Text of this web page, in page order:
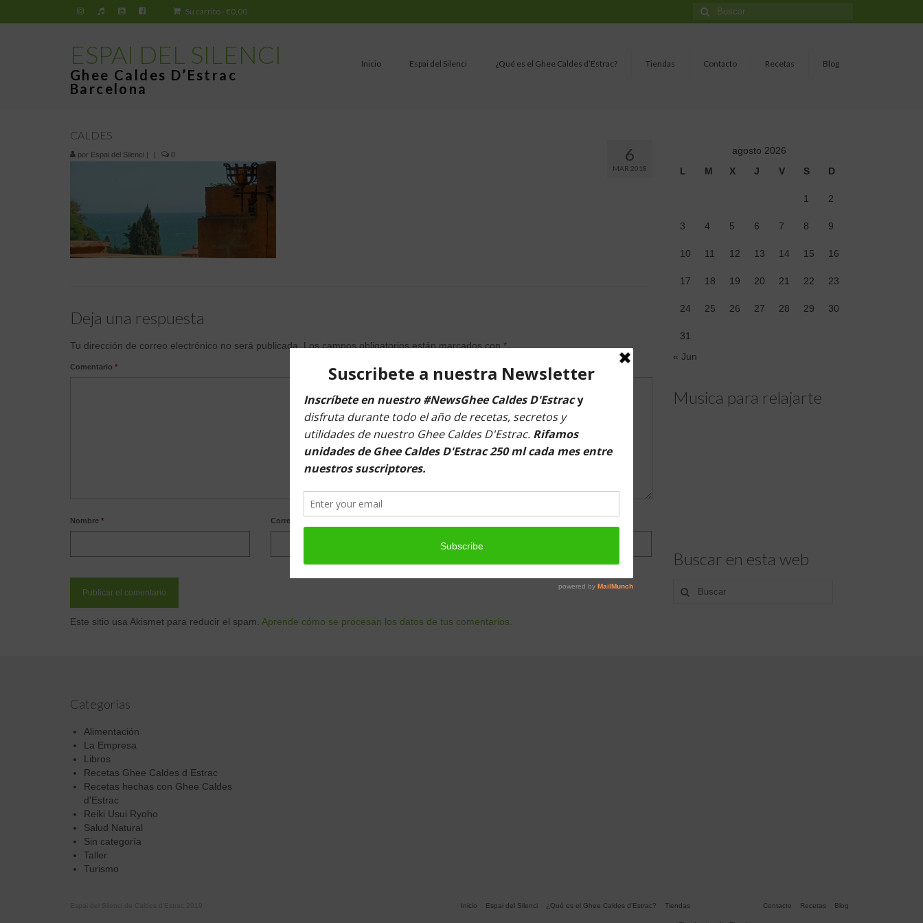
Su carrito -€0,00
Buscar
por:
ESPAI DEL SILENCI
Ghee Caldes D’Estrac
Barcelona
Inicio Espai del Silenci ¿Qué es el Ghee Caldes d’Estrac? Tiendas Contacto Recetas Blog
6
MAR 2018
CALDES
por Espai del Silenci | | 0
Deja una respuesta
Tu dirección de correo electrónico no será publicada. Los campos obligatorios están marcados con *
Comentario *
Nombre * Correo electrónico
Este sitio usa Akismet para reducir el spam. Aprende cómo se procesan los datos de tus comentarios.
agosto 2026
L
M X J V S D
1 2
3 4 5 6 7 8 9
10 11 12 13 14 15 16
17 18 19 20 21 22 23
24 25 26 27 28 29 30
31
« Jun
Musica para relajarte
Buscar en esta web
Buscar
por:
Categorías
Alimentación
La Empresa
Libros
Recetas Ghee Caldes d Estrac
Recetas hechas con Ghee Caldes
d'Estrac
Reiki Usui Ryoho
Salud Natural
Sin categoría
Taller
Turismo
Inicio Espai del Silenci ¿Qué es el Ghee Caldes d’Estrac? Tiendas Contacto Recetas Blog